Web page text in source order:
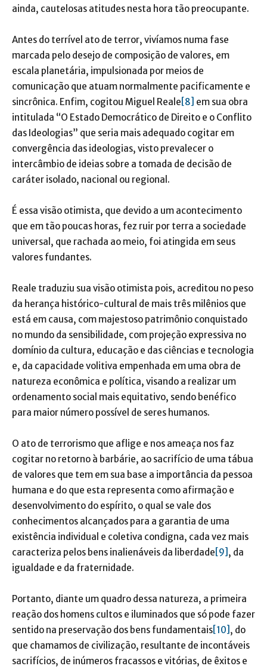
ainda, cautelosas atitudes nesta hora tão preocupante.
Antes do terrível ato de terror, vivíamos numa fase
marcada pelo desejo de composição de valores, em
escala planetária, impulsionada por meios de
comunicação que atuam normalmente pacificamente e
sincrônica. Enfim, cogitou Miguel Reale [8] em sua obra
intitulada “O Estado Democrático de Direito e o Conflito
das Ideologias” que seria mais adequado cogitar em
convergência das ideologias, visto prevalecer o
intercâmbio de ideias sobre a tomada de decisão de
caráter isolado, nacional ou regional.
É essa visão otimista, que devido a um acontecimento
que em tão poucas horas, fez ruir por terra a sociedade
universal, que rachada ao meio, foi atingida em seus
valores fundantes.
Reale traduziu sua visão otimista pois, acreditou no peso
da herança histórico-cultural de mais três milênios que
está em causa, com majestoso patrimônio conquistado
no mundo da sensibilidade, com projeção expressiva no
domínio da cultura, educação e das ciências e tecnologia
e, da capacidade volitiva empenhada em uma obra de
natureza econômica e política, visando a realizar um
ordenamento social mais equitativo, sendo benéfico
para maior número possível de seres humanos.
O ato de terrorismo que aflige e nos ameaça nos faz
cogitar no retorno à barbárie, ao sacrifício de uma tábua
de valores que tem em sua base a importância da pessoa
humana e do que esta representa como afirmação e
desenvolvimento do espírito, o qual se vale dos
conhecimentos alcançados para a garantia de uma
existência individual e coletiva condigna, cada vez mais
caracteriza pelos bens inalienáveis da liberdade [9] , da
igualdade e da fraternidade.
Portanto, diante um quadro dessa natureza, a primeira
reação dos homens cultos e iluminados que só pode fazer
sentido na preservação dos bens fundamentais [10] , do
que chamamos de civilização, resultante de incontáveis
sacrifícios, de inúmeros fracassos e vitórias, de êxitos e